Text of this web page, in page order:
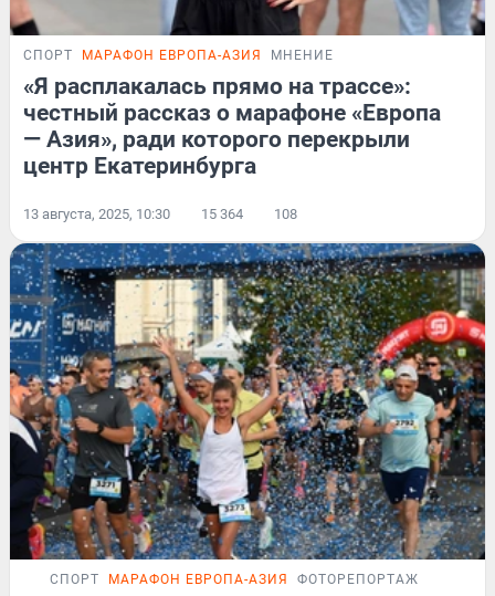
СПОРТ МАРАФОН ЕВРОПА-АЗИЯ МНЕНИЕ
«Я расплакалась прямо на трассе»:
честный рассказ о марафоне «Европа
— Азия», ради которого перекрыли
центр Екатеринбурга
13 августа, 2025, 10:30 15 364 108
СПОРТ МАРАФОН ЕВРОПА-АЗИЯ ФОТОРЕПОРТАЖ